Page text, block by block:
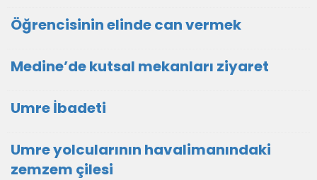
Öğrencisinin elinde can vermek
Medine’de kutsal mekanları ziyaret
Umre İbadeti
Umre yolcularının havalimanındaki
zemzem çilesi